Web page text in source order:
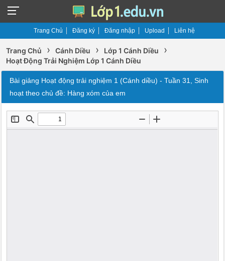
Trang Chủ Đăng ký Đăng nhập Upload Liên hệ
Trang Chủ › Cánh Diều › Lớp 1 Cánh Diều ›
Hoạt Động Trải Nghiệm Lớp 1 Cánh Diều
Bài giảng Hoạt động trải nghiệm 1 (Cánh diều) - Tuần 31, Sinh
hoạt theo chủ đề: Hàng xóm của em